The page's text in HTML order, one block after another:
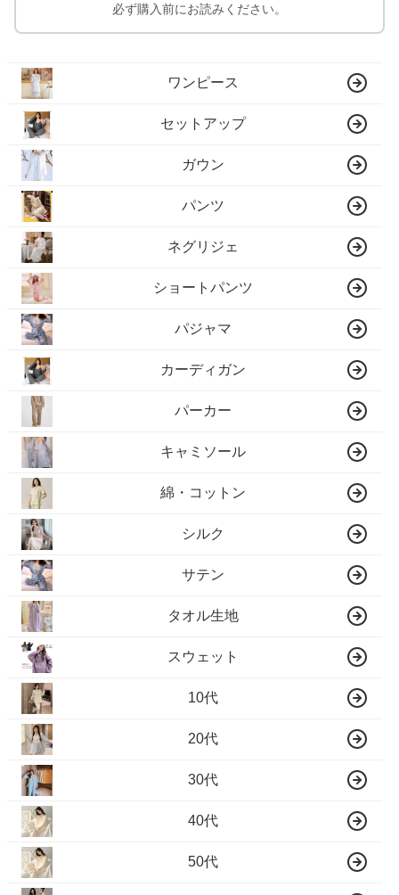
必ず購入前にお読みください。
ワンピース
セットアップ
ガウン
パンツ
ネグリジェ
ショートパンツ
パジャマ
カーディガン
パーカー
キャミソール
綿・コットン
シルク
サテン
タオル生地
スウェット
10代
20代
30代
40代
50代